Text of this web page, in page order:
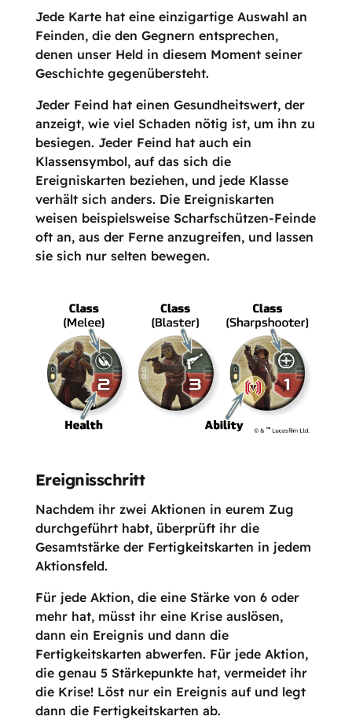
Jede Karte hat eine einzigartige Auswahl an
Feinden, die den Gegnern entsprechen,
denen unser Held in diesem Moment seiner
Geschichte gegenübersteht.
Jeder Feind hat einen Gesundheitswert, der
anzeigt, wie viel Schaden nötig ist, um ihn zu
besiegen. Jeder Feind hat auch ein
Klassensymbol, auf das sich die
Ereigniskarten beziehen, und jede Klasse
verhält sich anders. Die Ereigniskarten
weisen beispielsweise Scharfschützen-Feinde
oft an, aus der Ferne anzugreifen, und lassen
sie sich nur selten bewegen.
Ereignisschritt
Nachdem ihr zwei Aktionen in eurem Zug
durchgeführt habt, überprüft ihr die
Gesamtstärke der Fertigkeitskarten in jedem
Aktionsfeld.
Für jede Aktion, die eine Stärke von 6 oder
mehr hat, müsst ihr eine Krise auslösen,
dann ein Ereignis und dann die
Fertigkeitskarten abwerfen. Für jede Aktion,
die genau 5 Stärkepunkte hat, vermeidet ihr
die Krise! Löst nur ein Ereignis auf und legt
dann die Fertigkeitskarten ab.